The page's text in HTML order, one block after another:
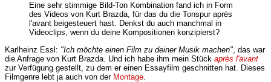
Eine sehr stimmige Bild-Ton Kombination fand ich in Form
des Videos von Kurt Brazda, für das du die Tonspur après
l'avant beigesteuert hast. Denkst du auch manchmal in
Videoclips, wenn du deine Kompositionen konzipierst?
Karlheinz Essl: "Ich möchte einen Film zu deiner Musik machen" , das war
die Anfrage von Kurt Brazda. Und ich habe ihm mein Stück après l'avant
zur Verfügung gestellt, zu dem er einen Essayfilm geschnitten hat. Dieses
Filmgenre lebt ja auch von der Montage